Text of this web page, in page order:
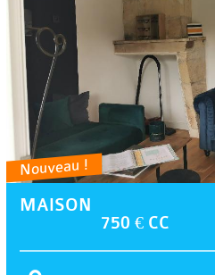
Nouveau !
MAISON
750 € CC